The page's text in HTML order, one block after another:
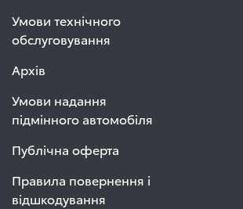
Умови технічного
обслуговування
Архів
Умови надання
підмінного автомобіля
Публічна оферта
Правила повернення і
відшкодування